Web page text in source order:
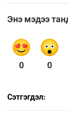
Энэ мэдээ
0 0
Сэтгэгдэл: